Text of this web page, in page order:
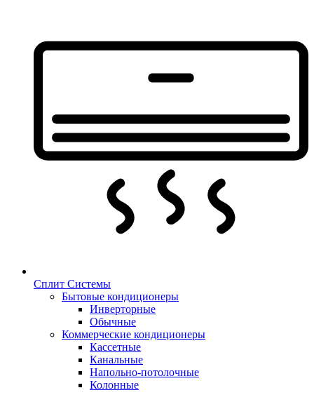
Сплит Системы
Бытовые кондиционеры
Инверторные
Обычные
Коммерческие кондиционеры
Кассетные
Канальные
Напольно-потолочные
Колонные